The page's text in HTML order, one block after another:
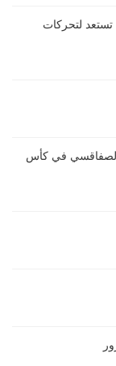
تستعد لتحركات
الصفاقسي في كأس